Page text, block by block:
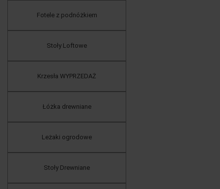
Fotele z podnóżkiem
Stoły Loftowe
Krzesła WYPRZEDAŻ
Łóżka drewniane
Leżaki ogrodowe
Stoły Drewniane